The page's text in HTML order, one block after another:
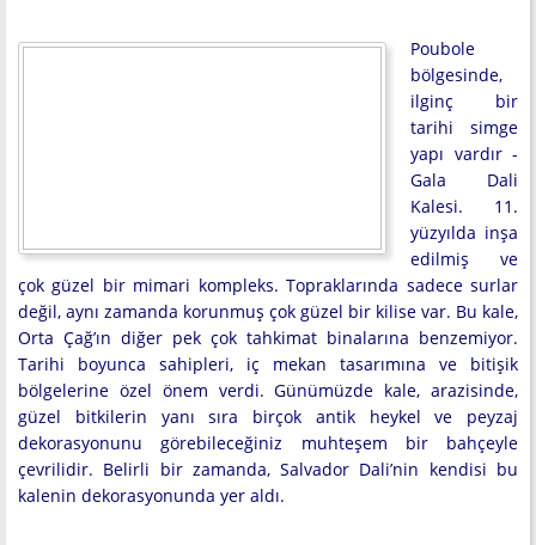
Poubole
bölgesinde,
ilginç bir
tarihi simge
yapı vardır -
Gala Dali
Kalesi. 11.
yüzyılda inşa
edilmiş ve
çok güzel bir mimari kompleks. Topraklarında sadece surlar
değil, aynı zamanda korunmuş çok güzel bir kilise var. Bu kale,
Orta Çağ’ın diğer pek çok tahkimat binalarına benzemiyor.
Tarihi boyunca sahipleri, iç mekan tasarımına ve bitişik
bölgelerine özel önem verdi. Günümüzde kale, arazisinde,
güzel bitkilerin yanı sıra birçok antik heykel ve peyzaj
dekorasyonunu görebileceğiniz muhteşem bir bahçeyle
çevrilidir. Belirli bir zamanda, Salvador Dali’nin kendisi bu
kalenin dekorasyonunda yer aldı.